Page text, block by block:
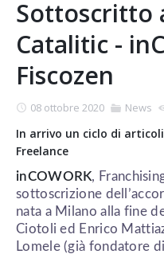
Sottoscritto
Catalitic -
Fiscozen
08 ottobre 2020 News
In arrivo un ciclo di
Freelance
inCOWORK,
sottoscrizione
nata a Milano alla fine
Ciotoli ed Enrico
Lomele (già fondatore